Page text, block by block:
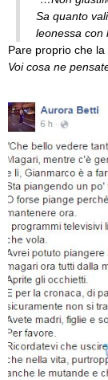
Sa quanto
leonessa con
Pare proprio che la
Voi cosa ne